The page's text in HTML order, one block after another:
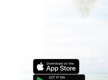
полети,
Пътешествия,